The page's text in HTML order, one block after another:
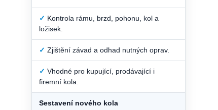
✓ Kontrola rámu, brzd, pohonu, kol a
ložisek.
✓ Zjištění závad a odhad nutných oprav.
✓ Vhodné pro kupující, prodávající i
firemní kola.
Sestavení nového kola